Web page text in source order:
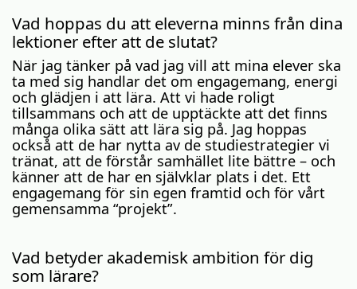
Vad hoppas du att eleverna minns från dina
lektioner efter att de slutat?
När jag tänker på vad jag vill att mina elever ska
ta med sig handlar det om engagemang, energi
och glädjen i att lära. Att vi hade roligt
tillsammans och att de upptäckte att det finns
många olika sätt att lära sig på. Jag hoppas
också att de har nytta av de studiestrategier vi
tränat, att de förstår samhället lite bättre – och
känner att de har en självklar plats i det. Ett
engagemang för sin egen framtid och för vårt
gemensamma “projekt”.
Vad betyder akademisk ambition för dig
som lärare?